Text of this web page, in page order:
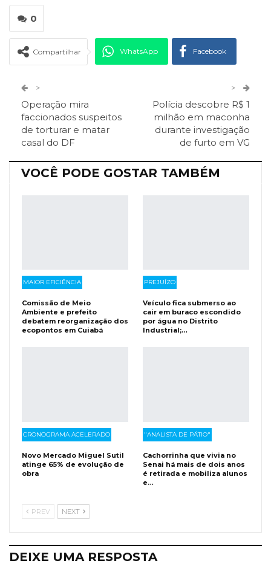
0
Compartilhar WhatsApp Facebook
ReddIt Pinterest Telegram
Facebook Messenger O email
>
Operação mira
faccionados suspeitos
de torturar e matar
casal do DF
>
Polícia descobre R$ 1
milhão em maconha
durante investigação
de furto em VG
VOCÊ PODE GOSTAR TAMBÉM
MAIOR EFICIÊNCIA
Comissão de Meio
Ambiente e prefeito
debatem reorganização dos
ecopontos em Cuiabá
PREJUÍZO
Veículo fica submerso ao
cair em buraco escondido
por água no Distrito
Industrial;…
CRONOGRAMA ACELERADO
Novo Mercado Miguel Sutil
atinge 65% de evolução de
obra
"ANALISTA DE PÁTIO"
Cachorrinha que vivia no
Senai há mais de dois anos
é retirada e mobiliza alunos
e…
PREV NEXT
DEIXE UMA RESPOSTA